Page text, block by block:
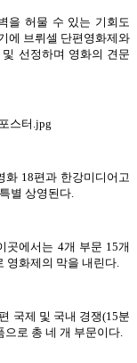
을 허물 수 있는 기회도
에 브뤼셀 단편영화제와
선정하며 영화의 견문
화 18편과 한강미디어고
별 상영된다.
곳에서는 4개 부문 15개
영화제의 막을 내린다.
국제 및 국내 경쟁(15분
로 총 네 개 부문이다.